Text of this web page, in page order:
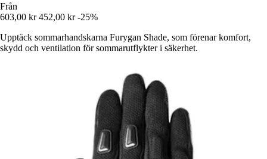
Från
603,00 kr 452,00 kr -25%
Upptäck sommarhandskarna Furygan Shade, som förenar komfort,
skydd och ventilation för sommarutflykter i säkerhet.